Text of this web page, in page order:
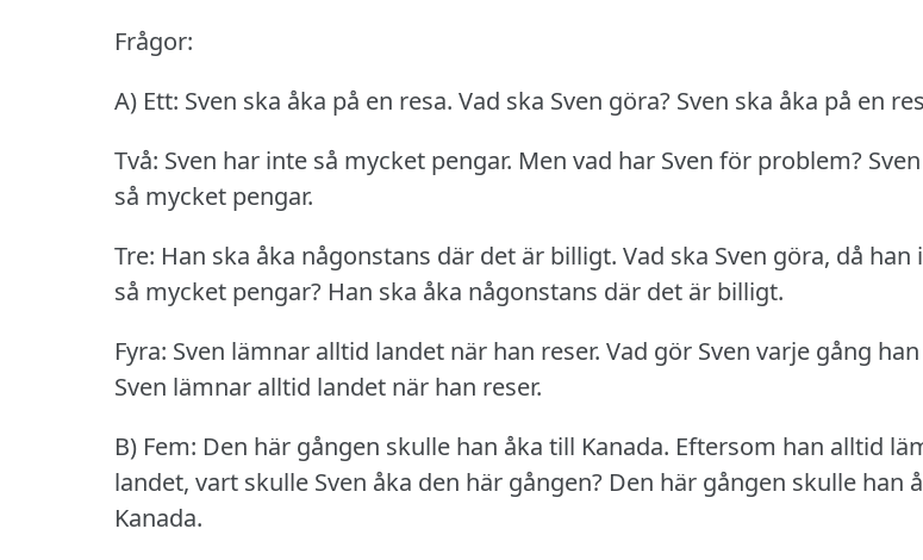
Frågor:
A) Ett: Sven ska åka på en resa. Vad ska Sven göra? Sven ska åka på en
Två: Sven har inte så mycket pengar. Men vad har Sven för problem?
så mycket pengar.
Tre: Han ska åka någonstans där det är billigt. Vad ska Sven göra, då han
så mycket pengar? Han ska åka någonstans där det är billigt.
Fyra: Sven lämnar alltid landet när han reser. Vad gör Sven varje gång
Sven lämnar alltid landet när han reser.
B) Fem: Den här gången skulle han åka till Kanada. Eftersom han alltid
landet, vart skulle Sven åka den här gången? Den här gången skulle han
Kanada.